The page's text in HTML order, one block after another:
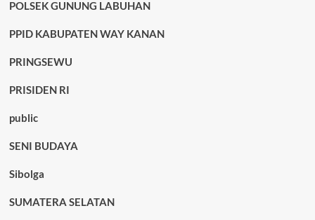
POLSEK GUNUNG LABUHAN
PPID KABUPATEN WAY KANAN
PRINGSEWU
PRISIDEN RI
public
SENI BUDAYA
Sibolga
SUMATERA SELATAN